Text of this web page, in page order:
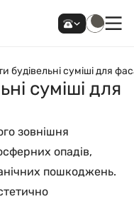
будівельні суміші для
суміші для
зовнішня
опадів,
пошкоджень.